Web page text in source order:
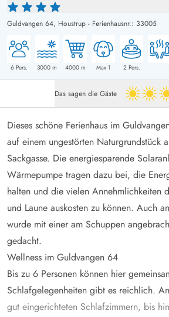
Guldvangen 64, Houstrup - Ferienhausnr.: 33005
6Pers. 3000 m 4000m Max 1 2 Pers.
Das sagen die Gäste
Dieses schöne Ferienhaus im
auf einem ungestörten Naturgrundstück
Sackgasse. Die energiesparende
Wärmepumpe tragen dazu bei, die
halten und die vielen Annehmlichkeiten
und Laune auskosten zu können. Auch
wurde mit einer am Schuppen
gedacht.
Wellness im Guldvangen 64
Bis zu 6 Personen können hier
Schlafgelegenheiten gibt es reichlich.
gut eingerichteten Schlafzimmern, bis